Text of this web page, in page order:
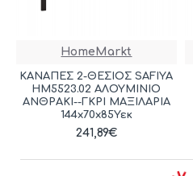
HomeMarkt
ΚΑΝΑΠΕΣ 2-ΘΕΣΙΟΣ SAFIYA
HM5523.02 ΑΛΟΥΜΙΝΙΟ
ΑΝΘΡΑΚΙ--ΓΚΡΙ ΜΑΞΙΛΑΡΙΑ
144x70x85Υεκ
241,89€